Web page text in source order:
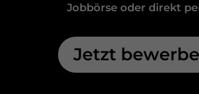
Jobbörse oder direkt
Jetzt